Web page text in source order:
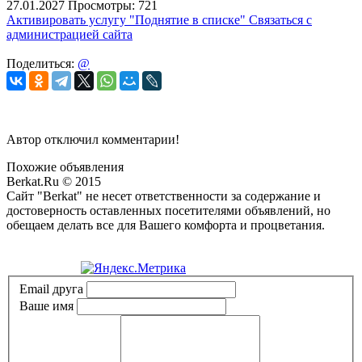
27.01.2027 Просмотры: 721
Активировать услугу "Поднятие в списке" Связаться с
администрацией сайта
Поделиться: @
Автор отключил комментарии!
Похожие объявления
Berkat.Ru © 2015
Сайт "Berkat" не несет ответственности за содержание и
достоверность оставленных посетителями объявлений, но
обещаем делать все для Вашего комфорта и процветания.
Email друга
Ваше имя